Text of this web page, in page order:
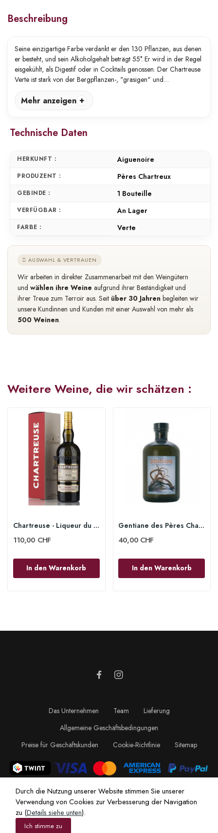
Beschreibung
Seine einzigartige Farbe verdankt er den 130 Pflanzen, aus denen
er besteht, und sein Alkoholgehalt beträgt 55°. Er wird in der Regel
eisgekühlt, als Digestif oder in Cocktails genossen. Der Chartreuse
Verte ist stark von der Bergpflanzen-, "grasigen" und…
Mehr anzeigen
Technische Daten
HERKUNFT : Aiguenoire
PRODUZENT : Pères Chartreux
GEBINDE : 1 Bouteille
VERFÜGBAR : An Lager
FARBE : Verte
AUSWAHL & VERTRAUEN
Wir arbeiten in direkter Zusammenarbeit mit den Weingütern
und wählen ihre Weine aufgrund ihrer Beständigkeit und
ihrer Treue zum Terroir aus. Seit über 30 Jahren begleiten wir
unsere Kundinnen und Kunden mit einer Auswahl von mehr als
500 Weinen.
Weitere Weine, die wir schätzen :
Chartreuse - Liqueur du 9ème Centenaire, 47°,...
110,00 CHF
In den Warenkorb
Gentiane des Pères Chartreux, 22.7°, 100cl
40,00 CHF
In den Warenkorb
Das Unternehmen Team
Lieferung
Allgemeine Geschäftsbedingungen
Preise für Geschäftskunden
Cookie-Richtlinie Sitemap
© Le Millésime - Siegenthaler Frères SA |
Durch die Nutzung unserer Website stimmen Sie unserer
Verwendung von Cookies zur Verbesserung der Navigation
zu (Details siehe unten).
Ich stimme zu